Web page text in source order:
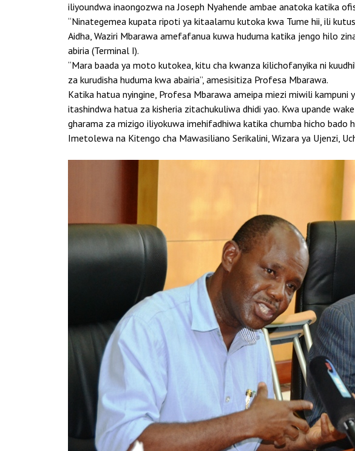
iliyoundwa inaongozwa na Joseph Nyahende ambae anatoka katika
“Ninategemea kupata ripoti ya kitaalamu kutoka kwa Tume hii, ili
Aidha, Waziri Mbarawa amefafanua kuwa huduma katika jengo hilo
abiria (Terminal I).
“Mara baada ya moto kutokea, kitu cha kwanza kilichofanyika ni
za kurudisha huduma kwa abairia”, amesisitiza Profesa Mbarawa.
Katika hatua nyingine, Profesa Mbarawa ameipa miezi miwili
itashindwa hatua za kisheria zitachukuliwa dhidi yao. Kwa upande
gharama za mizigo iliyokuwa imehifadhiwa katika chumba hicho
Imetolewa na Kitengo cha Mawasiliano Serikalini, Wizara ya Ujenzi,